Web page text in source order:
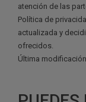
atención de las
Política de
actualizada y
ofrecidos.
Última